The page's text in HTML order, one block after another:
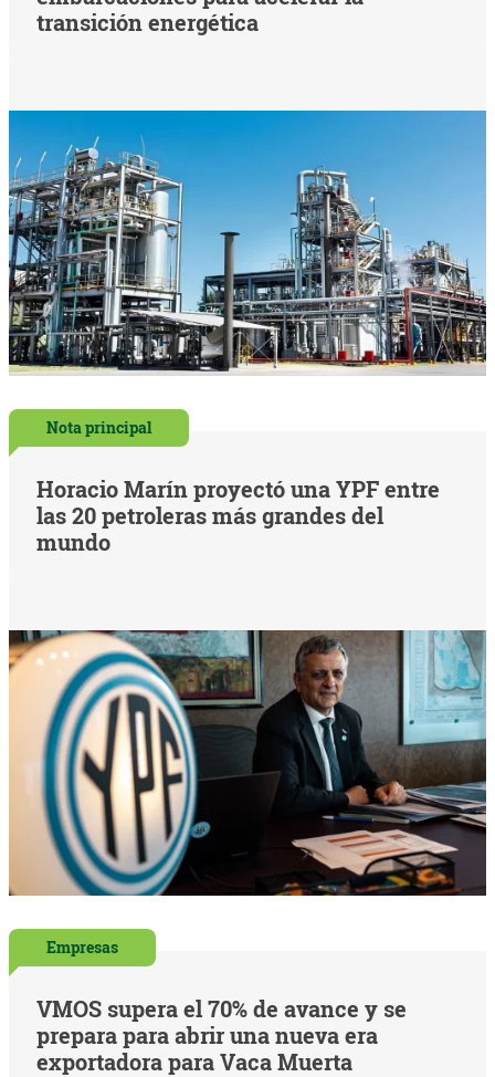
transición energética
Nota principal
Horacio Marín proyectó una YPF entre
las 20 petroleras más grandes del
mundo
Empresas
VMOS supera el 70% de avance y se
prepara para abrir una nueva era
exportadora para Vaca Muerta